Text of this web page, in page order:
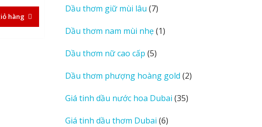
hàng
phẩm
Dầu thơm giữ mùi lâu 77
phẩm
Dầu thơm nam mùi nhẹ 11
Dầu thơm nữ cao cấp 55
phẩm
Dầu thơm phượng hoàng gold 22
Giá tinh dầu nước hoa Dubai 3535
Giá tinh dầu thơm Dubai 66